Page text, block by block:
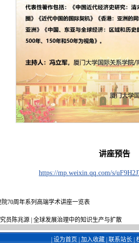
讲座预告
https://mp.weixin.qq.com/s/
70周年系列高端学术讲座一览表
员陈兆源 | 全球发展治理中的知识生产与扩散
设为首页 加入收藏 联系站长